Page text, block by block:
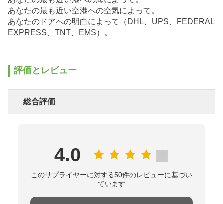
あなたの最も近い空港への空気によって。
あなたのドアへの明白によって（DHL、UPS、FEDERAL
EXPRESS、TNT、EMS）。
評価とレビュー
総合評価
4.0
このサプライヤーに対する50件のレビューに基づい
ています